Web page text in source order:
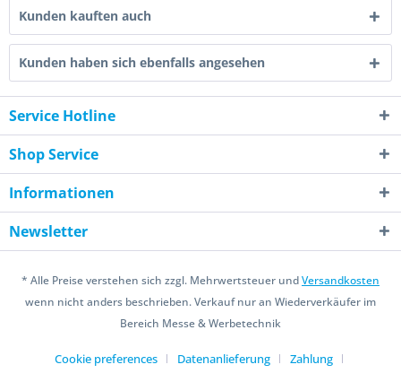
Kunden kauften auch
Kunden haben sich ebenfalls angesehen
Service Hotline
Shop Service
Informationen
Newsletter
* Alle Preise verstehen sich zzgl. Mehrwertsteuer undVersandkosten
wenn nicht anders beschrieben. Verkauf nur an Wiederverkäufer im
Bereich Messe & Werbetechnik
Cookie preferences Datenanlieferung
Zahlung